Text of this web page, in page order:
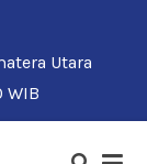
Utara
WIB